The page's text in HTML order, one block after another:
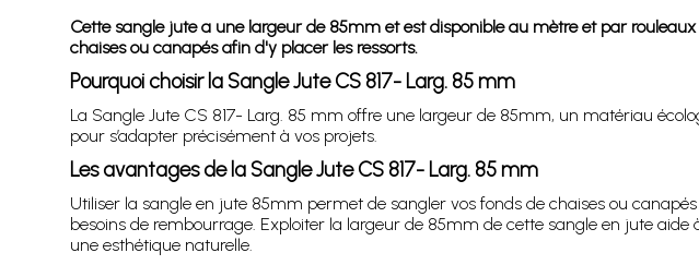
Cette sangle jute a une largeur de 85mm et est disponible au mètre et par
chaises ou canapés afin d'y placer les ressorts.
Pourquoi choisir la Sangle Jute CS 817- Larg. 85 mm
La Sangle Jute CS 817- Larg. 85 mm offre une largeur de 85mm, un matériau
pour s’adapter précisément à vos projets.
Les avantages de la Sangle Jute CS 817- Larg. 85 mm
Utiliser la sangle en jute 85mm permet de sangler vos fonds de chaises ou
besoins de rembourrage. Exploiter la largeur de 85mm de cette sangle en jute
une esthétique naturelle.